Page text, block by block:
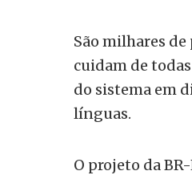
São milhares de
cuidam de
do sistema em
línguas.
O projeto da